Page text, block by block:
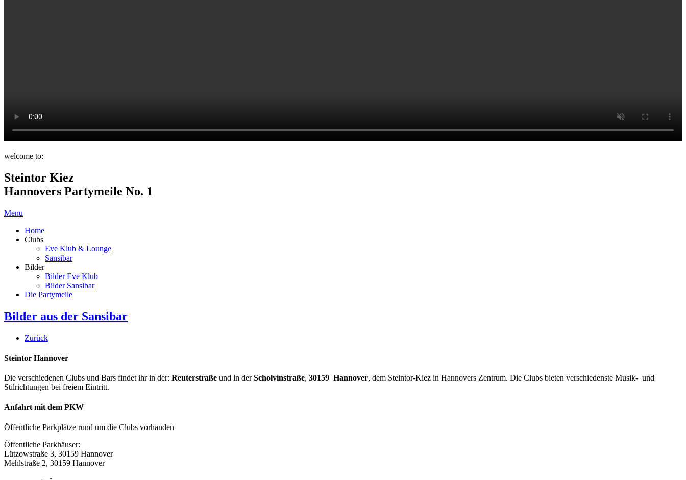
welcome to:
Steintor Kiez
Hannovers Partymeile No. 1
Menu
Home
Clubs
Eve Klub & Lounge
Sansibar
Bilder
Bilder Eve Klub
Bilder Sansibar
Die Partymeile
Bilder aus der Sansibar
Zurück
Steintor Hannover
Die verschiedenen Clubs und Bars findet ihr in der: Reuterstraße und in derScholvinstraße, 30159 Hannover, dem Steintor-Kiez in Hannovers Zentrum. Die Clubs bieten verschiedenste Musik- und
Stilrichtungen bei freiem Eintritt.
Anfahrt mit dem PKW
Öffentliche Parkplätze rund um die Clubs vorhanden
Öffentliche Parkhäuser:
Lützowstraße 3, 30159 Hannover
Mehlstraße 2, 30159 Hannover